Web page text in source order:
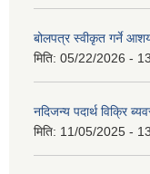
बोलपत्र स्वीकृत गर्ने
मिति: 05/22/2026 -
नदिजन्य पदार्थ विक्रि
मिति: 11/05/2025 -